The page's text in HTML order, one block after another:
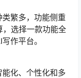
繁多，功能侧重
选择一款功能全
作平台。
化、个性化和多